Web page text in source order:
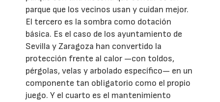
parque que los vecinos usan y cuidan mejor.
El tercero es la sombra como dotación
básica. Es el caso de los ayuntamiento de
Sevilla y Zaragoza han convertido la
protección frente al calor —con toldos,
pérgolas, velas y arbolado específico— en un
componente tan obligatorio como el propio
juego. Y el cuarto es el mantenimiento